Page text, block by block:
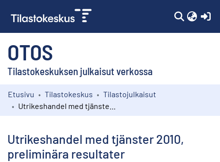
OTOS
Tilastokeskuksen julkaisut verkossa
Kokoelmat
Etusivu Tilastokeskus
Tilastojulkaisut
Utrikeshandel med tjänster 2010,
preliminära resultater